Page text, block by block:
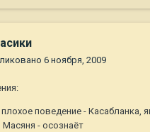
6 ноября, 2009
поведение - Касабланка,
Масяня - осознаёт